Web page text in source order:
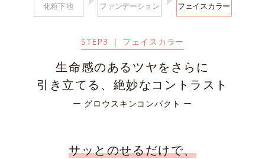
化粧下地 ファンデーション フェイスカラー
STEP3 ｜ フェイスカラー
生命感のあるツヤをさらに
引き立てる、絶妙なコントラスト
ー グロウスキンコンパクト ー
サッとのせるだけで、